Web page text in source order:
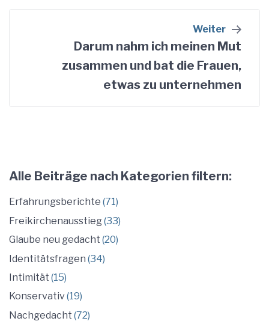
Weiter
Darum nahm ich meinen Mut
zusammen und bat die Frauen,
etwas zu unternehmen
Alle Beiträge nach Kategorien filtern:
Erfahrungsberichte (71)
Freikirchenausstieg(33)
Glaube neu gedacht (20)
Identitätsfragen (34)
Intimität (15)
Konservativ(19)
Nachgedacht (72)